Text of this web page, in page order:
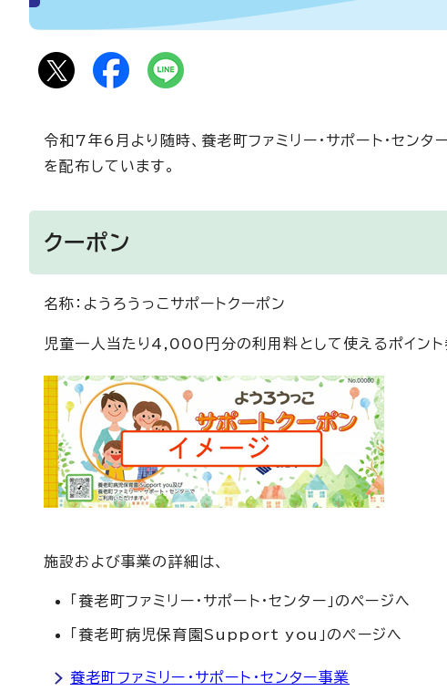
令和7年6月より随時、養老町ファミリー・サポート・セ
を配布しています。
クーポン
名称：ようろうっこサポートクーポン
児童一人当たり4,000円分の利用料として使えるポイン
施設および事業の詳細は、
「養老町ファミリー・サポート・センター」のページへ
「養老町病児保育園Support you」のページへ
養老町ファミリー・サポート・センター事業